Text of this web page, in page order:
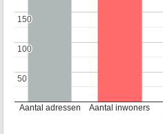
Aantal adressen Aantal inwoners
50
50
100
100
150
150